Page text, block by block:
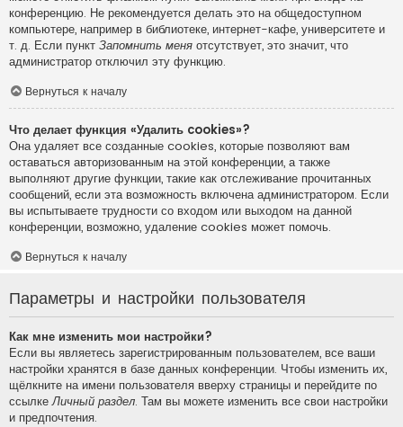
конференцию. Не рекомендуется делать это на общедоступном
компьютере, например в библиотеке, интернет-кафе, университете и
т. д. Если пункт Запомнить меня отсутствует, это значит, что
администратор отключил эту функцию.
Вернуться к началу
Что делает функция «Удалить cookies»?
Она удаляет все созданные cookies, которые позволяют вам
оставаться авторизованным на этой конференции, а также
выполняют другие функции, такие как отслеживание прочитанных
сообщений, если эта возможность включена администратором. Если
вы испытываете трудности со входом или выходом на данной
конференции, возможно, удаление cookies может помочь.
Вернуться к началу
Параметры и настройки пользователя
Как мне изменить мои настройки?
Если вы являетесь зарегистрированным пользователем, все ваши
настройки хранятся в базе данных конференции. Чтобы изменить их,
щёлкните на имени пользователя вверху страницы и перейдите по
ссылкеЛичный раздел. Там вы можете изменить все свои настройки
и предпочтения.